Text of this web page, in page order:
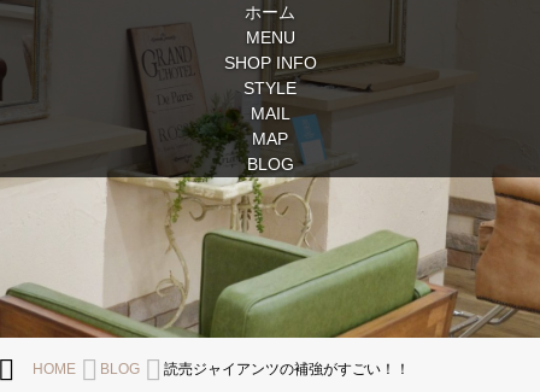
ホーム
MENU
SHOP INFO
STYLE
MAIL
MAP
BLOG
HOME BLOG 読売ジャイアンツの補強がすごい！！